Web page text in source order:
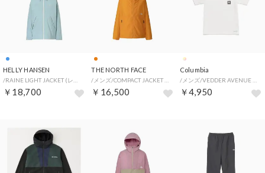
HELLY HANSEN
￥18,700
THE NORTH FACE
￥16,500
Columbia
￥4,950